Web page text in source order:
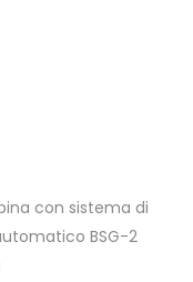
con sistema di
BSG-2